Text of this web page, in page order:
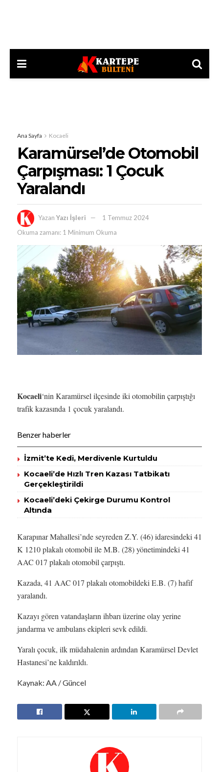
Ana Sayfa Kocaeli
Karamürsel’de Otomobil
Çarpışması: 1 Çocuk
Yaralandı
Yazan Yazı İşleri
1 Temmuz 2024
Okuma zamanı: 1 Minimum Okuma
Kocaeli‘nin Karamürsel ilçesinde iki otomobilin çarpıştığı
trafik kazasında 1 çocuk yaralandı.
Benzer haberler
İzmit’te Kedi, Merdivenle Kurtuldu
Kocaeli’de Hızlı Tren Kazası Tatbikatı
Gerçekleştirildi
Kocaeli’deki Çekirge Durumu Kontrol
Altında
Karapınar Mahallesi’nde seyreden Z.Y. (46) idaresindeki 41
K 1210 plakalı otomobil ile M.B. (28) yönetimindeki 41
AAC 017 plakalı otomobil çarpıştı.
Kazada, 41 AAC 017 plakalı otomobildeki E.B. (7) hafif
yaralandı.
Kazayı gören vatandaşların ihbarı üzerine olay yerine
jandarma ve ambulans ekipleri sevk edildi.
Yaralı çocuk, ilk müdahalenin ardından Karamürsel Devlet
Hastanesi’ne kaldırıldı.
Kaynak: AA / Güncel